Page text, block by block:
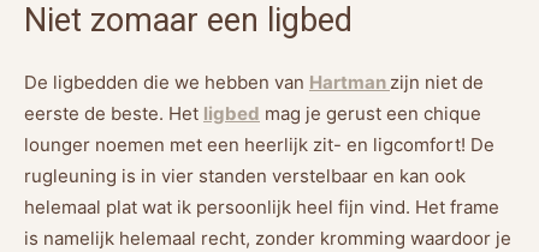
Niet zomaar een ligbed
De ligbedden die we hebben van Hartman zijn niet de
eerste de beste. Het ligbed mag je gerust een chique
lounger noemen met een heerlijk zit- en ligcomfort! De
rugleuning is in vier standen verstelbaar en kan ook
helemaal plat wat ik persoonlijk heel fijn vind. Het frame
is namelijk helemaal recht, zonder kromming waardoor je